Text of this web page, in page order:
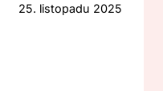
25. listopadu 2025